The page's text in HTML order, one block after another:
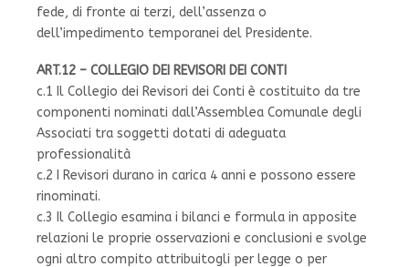
fede, di fronte ai terzi, dell’assenza o
dell’impedimento temporanei del Presidente.
ART.12 – COLLEGIO DEI REVISORI DEI CONTI
c.1 Il Collegio dei Revisori dei Conti è costituito da tre
componenti nominati dall’Assemblea Comunale degli
Associati tra soggetti dotati di adeguata
professionalità
c.2 I Revisori durano in carica 4 anni e possono essere
rinominati.
c.3 Il Collegio esamina i bilanci e formula in apposite
relazioni le proprie osservazioni e conclusioni e svolge
ogni altro compito attribuitogli per legge o per